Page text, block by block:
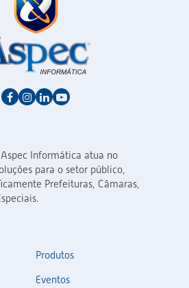
Informática atua no
para o setor público,
Prefeituras, Câmaras,
Produtos
Eventos